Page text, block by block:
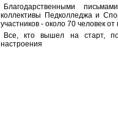
Благодарственными
коллективы Педколледжа и
участников - около 70 человек от
Все, кто вышел на старт,
настроения